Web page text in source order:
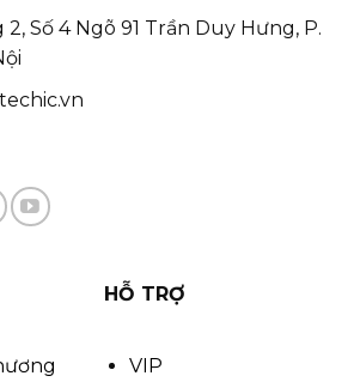
2, Số 4 Ngõ 91 Trần Duy Hưng, P.
HỖ TRỢ
VIP